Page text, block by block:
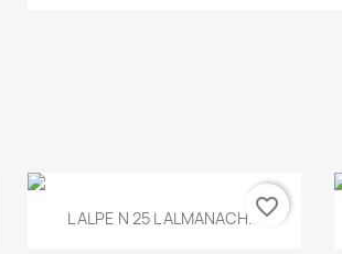
 Aperçu rapide
L ALPE N 25 L ALMANACH...favorite_border